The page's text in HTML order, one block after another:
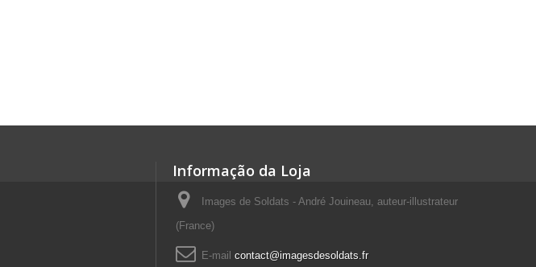
Informação da Loja
Images de Soldats - André Jouineau, auteur-illustrateur
(France)
E-mail contact@imagesdesoldats.fr